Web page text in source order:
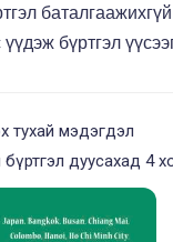
үүдэж бүртгэл
тухай мэдэгдэл
дуусахад 4